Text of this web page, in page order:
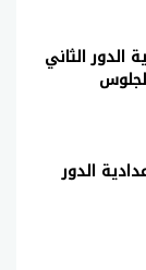
الدور الثاني
الدور